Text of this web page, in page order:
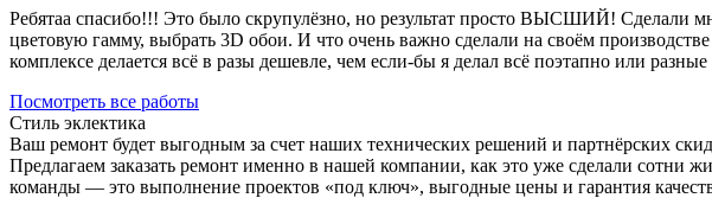
Ребятаа спасибо!!! Это было скрупулёзно, но результат просто ВЫСШИЙ! Сделали
цветовую гамму, выбрать 3D обои. И что очень важно сделали на своём
комплексе делается всё в разы дешевле, чем если-бы я делал всё поэтапно или
Посмотреть все работы
Стиль эклектика
Ваш ремонт будет выгодным за счет наших технических решений и партнёрских
Предлагаем заказать ремонт именно в нашей компании, как это уже сделали
команды — это выполнение проектов «под ключ», выгодные цены и гарантия